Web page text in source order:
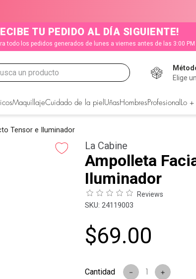
TU PEDIDO AL DÍA SIGUIENTE!
todo los pedidos generados de lunes a viernes antes de las 3:00 PM
Busca un producto
Elige
MaquillajeCuidado de la piel Uñas Hombres Profesional Lo
Tensor e Iluminador
La Cabine
Ampolleta
Iluminador
Reviews
: 24119003
$69.00
＋
－